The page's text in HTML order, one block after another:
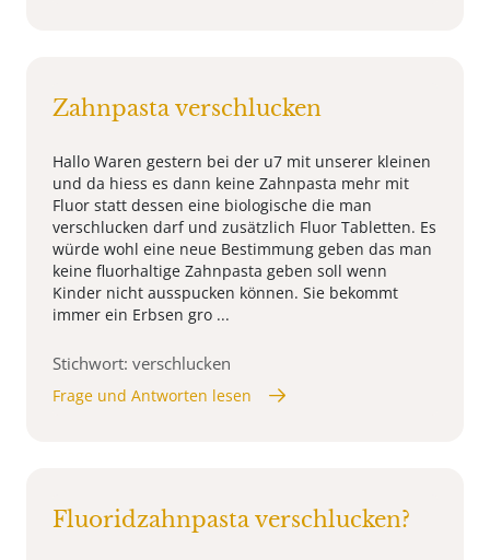
Zahnpasta verschlucken
Hallo Waren gestern bei der u7 mit unserer kleinen
und da hiess es dann keine Zahnpasta mehr mit
Fluor statt dessen eine biologische die man
verschlucken darf und zusätzlich Fluor Tabletten. Es
würde wohl eine neue Bestimmung geben das man
keine fluorhaltige Zahnpasta geben soll wenn
Kinder nicht ausspucken können. Sie bekommt
immer ein Erbsen gro ...
Stichwort: verschlucken
Frage und Antworten lesen
Fluoridzahnpasta verschlucken?